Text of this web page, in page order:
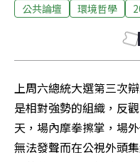
公共論壇 環境哲學
上周六總統大選第三次
是相對強勢的組織，反
天，場內摩拳擦掌，場
無法發聲而在公視外頭